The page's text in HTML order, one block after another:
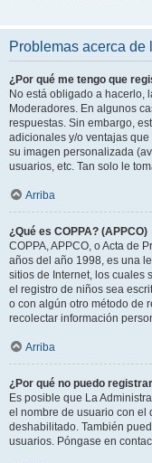
Problemas acerca
¿Por qué me tengo que
No está obligado a hacerlo,
Moderadores. En algunos
respuestas. Sin embargo,
adicionales y/o ventajas
su imagen personalizada
usuarios, etc. Tan solo le
Arriba
¿Qué es COPPA? (APPCO)
COPPA, APPCO, o Acta de
años del año 1998, es una
sitios de Internet, los cuales
el registro de niños sea
o con algún otro método de
recolectar información
Arriba
¿Por qué no puedo
Es posible que La
el nombre de usuario con el
deshabilitado. También
usuarios. Póngase en